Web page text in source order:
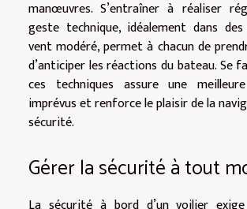
manœuvres. S’entraîner à réaliser
geste technique, idéalement dans
vent modéré, permet à chacun de
d’anticiper les réactions du bateau. Se
ces techniques assure une
imprévus et renforce le plaisir de la
sécurité.
Gérer la sécurité à tout